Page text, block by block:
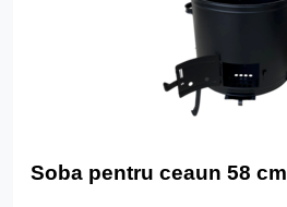
Soba pentru ceaun 58 cm